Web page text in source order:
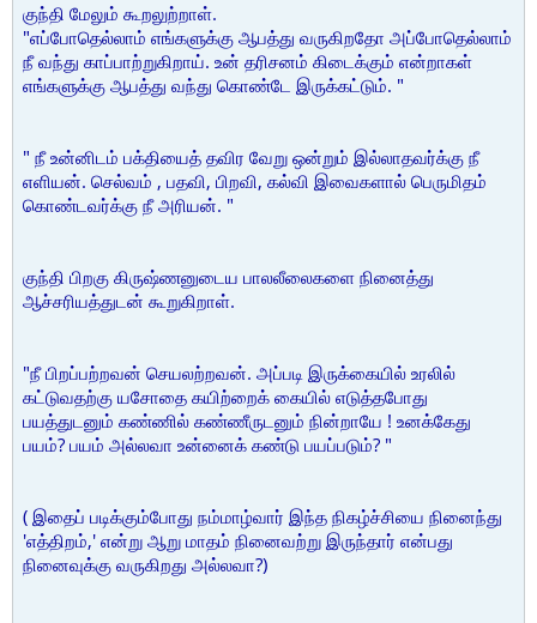
குந்தி மேலும் கூறலுற்றாள்.
"எப்போதெல்லாம் எங்களுக்கு ஆபத்து வருகிறதோ அப்போதெல்லாம்
நீ வந்து காப்பாற்றுகிறாய். உன் தரிசனம் கிடைக்கும் என்றாகள்
எங்களுக்கு ஆபத்து வந்து கொண்டே இருக்கட்டும். "
" நீ உன்னிடம் பக்தியைத் தவிர வேறு ஒன்றும் இல்லாதவர்க்கு நீ
எளியன். செல்வம் , பதவி, பிறவி, கல்வி இவைகளால் பெருமிதம்
கொண்டவர்க்கு நீ அரியன். "
குந்தி பிறகு கிருஷ்ணனுடைய பாலலீலைகளை நினைத்து
ஆச்சரியத்துடன் கூறுகிறாள்.
"நீ பிறப்பற்றவன் செயலற்றவன். அப்படி இருக்கையில் உரலில்
கட்டுவதற்கு யசோதை கயிற்றைக் கையில் எடுத்தபோது
பயத்துடனும் கண்ணில் கண்ணீருடனும் நின்றாயே ! உனக்கேது
பயம்? பயம் அல்லவா உன்னைக் கண்டு பயப்படும்? "
( இதைப் படிக்கும்போது நம்மாழ்வார் இந்த நிகழ்ச்சியை நினைந்து
'எத்திறம்,' என்று ஆறு மாதம் நினைவற்று இருந்தார் என்பது
நினைவுக்கு வருகிறது அல்லவா?)